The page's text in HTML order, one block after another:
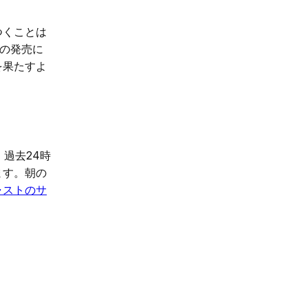
ことは
発売に
たすよ
過去24時
。朝の
トのサ